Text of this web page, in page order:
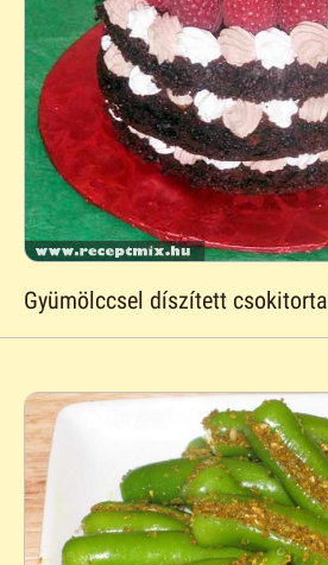
Gyümölccsel díszített csokitorta